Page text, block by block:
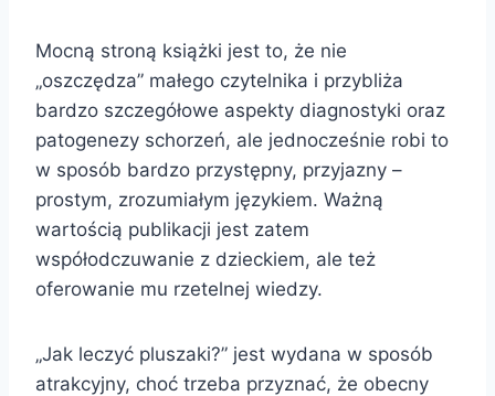
Mocną stroną książki jest to, że nie
„oszczędza” małego czytelnika i przybliża
bardzo szczegółowe aspekty diagnostyki oraz
patogenezy schorzeń, ale jednocześnie robi to
w sposób bardzo przystępny, przyjazny –
prostym, zrozumiałym językiem. Ważną
wartością publikacji jest zatem
współodczuwanie z dzieckiem, ale też
oferowanie mu rzetelnej wiedzy.
„Jak leczyć pluszaki?” jest wydana w sposób
atrakcyjny, choć trzeba przyznać, że obecny